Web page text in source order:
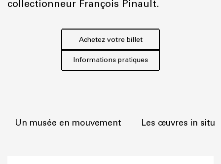
collectionneur François Pinault.
Achetez votre billet
Informations pratiques
Un musée en mouvement Les œuvres in situ